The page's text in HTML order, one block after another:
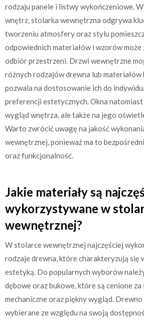
rodzaju panele i listwy wykończeniowe.
wnętrz, stolarka wewnętrzna odgrywa
tworzeniu atmosfery oraz stylu
odpowiednich materiałów i wzorów może
odbiór przestrzeni. Drzwi wewnętrzne
różnych rodzajów drewna lub
pozwala na dostosowanie ich do
preferencji estetycznych. Okna
wygląd wnętrza, ale także na jego
Warto zwrócić uwagę na jakość
wewnętrznej, ponieważ ma to
oraz funkcjonalność.
Jakie materiały są
wykorzystywane w
wewnętrznej?
W stolarce wewnętrznej najczęściej
rodzaje drewna, które charakteryzują się
estetyką. Do popularnych wyborów
dębowe oraz bukowe, które są cenione za
mechaniczne oraz piękny wygląd.
wybierane ze względu na swoją